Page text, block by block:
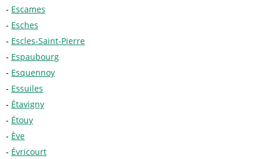
Escames
Esches
Escles-Saint-Pierre
Espaubourg
Esquennoy
Essuiles
Étavigny
Étouy
Ève
Évricourt